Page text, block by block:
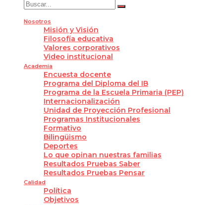
Nosotros
Misión y Visión
Filosofía educativa
Valores corporativos
Video institucional
Academia
Encuesta docente
Programa del Diploma del IB
Programa de la Escuela Primaria (PEP)
Internacionalización
Unidad de Proyección Profesional
Programas Institucionales
Formativo
Bilingüismo
Deportes
Lo que opinan nuestras familias
Resultados Pruebas Saber
Resultados Pruebas Pensar
Calidad
Política
Objetivos